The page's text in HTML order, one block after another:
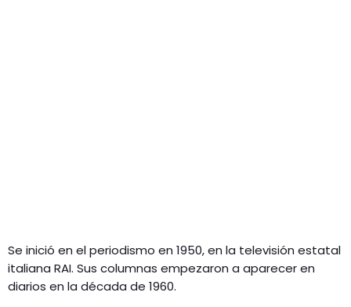
Se inició en el periodismo en 1950, en la televisión estatal
italiana RAI. Sus columnas empezaron a aparecer en
diarios en la década de 1960.